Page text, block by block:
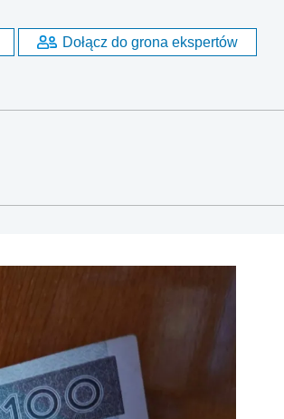
Dołącz do grona ekspertów